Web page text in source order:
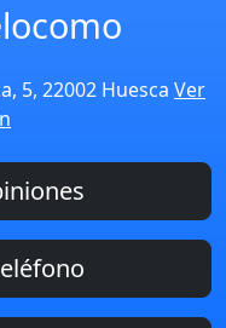
5, 22002 Huesca Ver